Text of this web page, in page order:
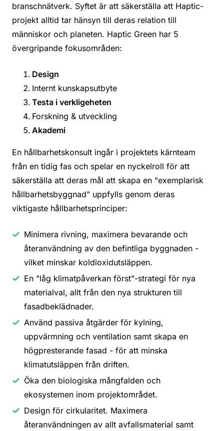
branschnätverk. Syftet är att säkerställa att Haptic-
projekt alltid tar hänsyn till deras relation till
människor och planeten. Haptic Green har 5
övergripande fokusområden:
Design
Internt kunskapsutbyte
Testa i verkligeheten
Forskning & utveckling
Akademi
En hållbarhetskonsult ingår i projektets kärnteam
från en tidig fas och spelar en nyckelroll för att
säkerställa att deras mål att skapa en "exemplarisk
hållbarhetsbyggnad" uppfylls genom deras
viktigaste hållbarhetsprinciper:
Minimera rivning, maximera bevarande och
återanvändning av den befintliga byggnaden -
vilket minskar koldioxidutsläppen.
En "låg klimatpåverkan först"-strategi för nya
materialval, allt från den nya strukturen till
fasadbeklädnader.
Använd passiva åtgärder för kylning,
uppvärmning och ventilation samt skapa en
högpresterande fasad - för att minska
klimatutsläppen från driften.
Öka den biologiska mångfalden och
ekosystemen inom projektområdet.
Design för cirkularitet. Maximera
återanvändningen av allt avfallsmaterial samt